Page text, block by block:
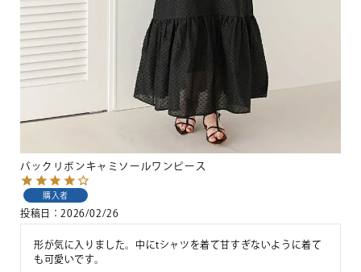
バックリボンキャミソールワンピース
購入者
投稿日 2026/02/26
形が気に入りました。中にtシャツを着て甘すぎないように着て